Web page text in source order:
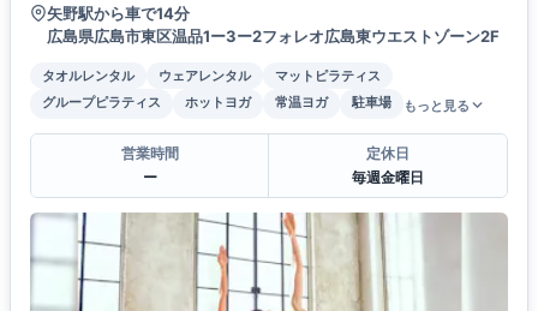
矢野駅から車で14分
広島県広島市東区温品1ー3ー2フォレオ広島東ウエストゾーン2F
タオルレンタル ウェアレンタル
マットピラティス
グループピラティス
ホットヨガ 常温ヨガ 駐車場 もっと見る
営業時間
ー
定休日
毎週金曜日